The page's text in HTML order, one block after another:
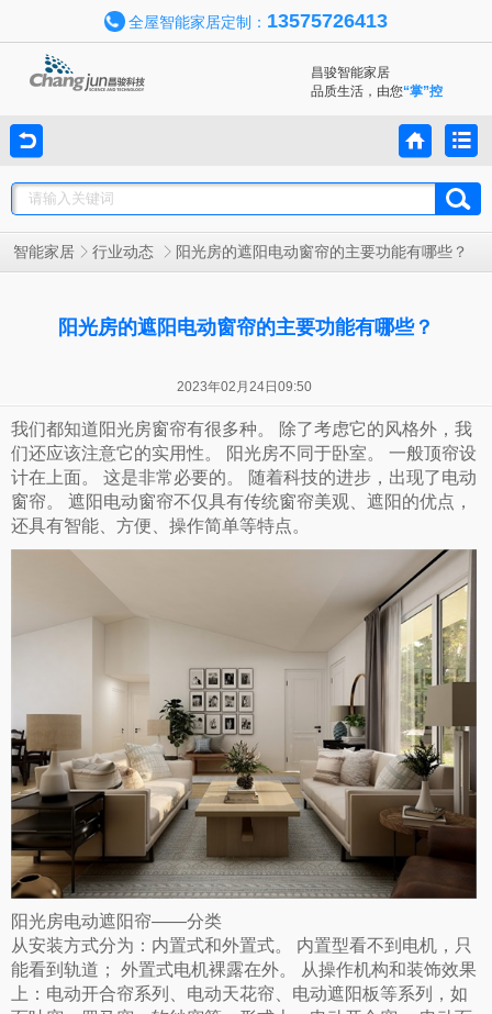
全屋智能家居定制： 13575726413
昌骏智能家居
品质生活，由您“掌”控
智能家居 行业动态 阳光房的遮阳电动窗帘的主要功能有哪些？
阳光房的遮阳电动窗帘的主要功能有哪些？
2023年02月24日09:50
我们都知道阳光房窗帘有很多种。 除了考虑它的风格外，我
们还应该注意它的实用性。 阳光房不同于卧室。 一般顶帘设
计在上面。 这是非常必要的。 随着科技的进步，出现了电动
窗帘。 遮阳电动窗帘不仅具有传统窗帘美观、遮阳的优点，
还具有智能、方便、操作简单等特点。
阳光房电动遮阳帘——分类
从安装方式分为：内置式和外置式。 内置型看不到电机，只
能看到轨道； 外置式电机裸露在外。 从操作机构和装饰效果
上：电动开合帘系列、电动天花帘、电动遮阳板等系列，如